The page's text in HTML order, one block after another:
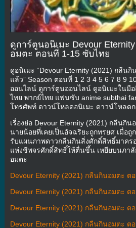
ดูการ์ตูนอนิเมะ Devour
อมตะ ตอนที่ 1-15 ซับไทย
ดูอนิเมะ “Devour Eternity (2021) กลืนกิ
แล้ว” Season ตอนที่ 1 2 3 4 5 6 7 8 9
ออนไลน์ ดูการ์ตูนออนไลน์ ดูอนิเมะในมือ
ไทย พากย์ไทย แฟนซับ anime subthai
โทรศัพท์ ดาวน์โหลดอนิเมะ ดาวน์โหลด
เรื่องย่อ Devour Eternity (2021) กลืนกิน
นายน้อยที่เคยเป็นอัจฉริยะถูกทรยศ เมื่อถู
รับแผนภาพดาวกลืนกินสิ่งศักดิ์สิทธิ์มาคร
แห่งชีพจรศักดิ์สิทธิ์ให้ตื่นขึ้น เหยียบนภาลั
อมตะ
Devour Eternity (2021) กลืนกินอมตะ ต
Devour Eternity (2021) กลืนกินอมตะ ต
Devour Eternity (2021) กลืนกินอมตะ ต
Devour Eternity (2021) กลืนกินอมตะ ต